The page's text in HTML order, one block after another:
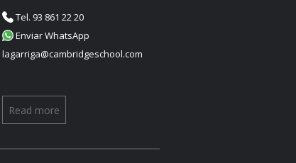
Tel. 93 861 22 20
Enviar WhatsApp
lagarriga@cambridgeschool.com
Read more